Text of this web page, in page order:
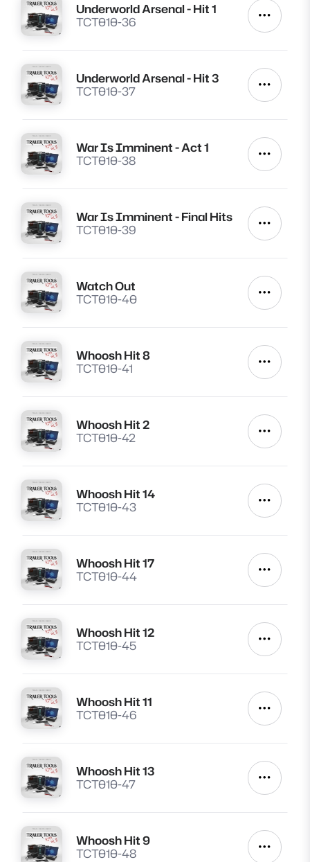
Lire
Underworld Arsenal - Hit 1
TCT010-36
Autres
Lire
Underworld Arsenal - Hit 3
TCT010-37
Autres
Lire
War Is Imminent - Act 1
TCT010-38
Autres
Lire
War Is Imminent - Final Hits
TCT010-39
Autres
Lire
Watch Out
TCT010-40
Autres
Lire
Whoosh Hit 8
TCT010-41
Autres
Lire
Whoosh Hit 2
TCT010-42
Autres
Lire
Whoosh Hit 14
TCT010-43
Autres
Lire
Whoosh Hit 17
TCT010-44
Autres
Lire
Whoosh Hit 12
TCT010-45
Autres
Lire
Whoosh Hit 11
TCT010-46
Autres
Lire
Whoosh Hit 13
TCT010-47
Autres
Lire
Whoosh Hit 9
TCT010-48
Autres